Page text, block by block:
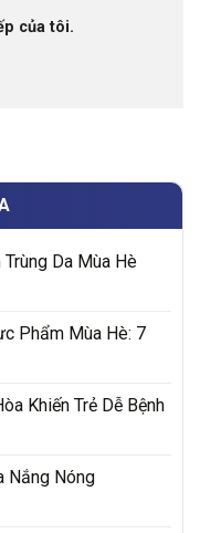
của tôi.
Da Mùa Hè
Phẩm Mùa Hè: 7
Khiến Trẻ Dễ Bệnh
Nắng Nóng